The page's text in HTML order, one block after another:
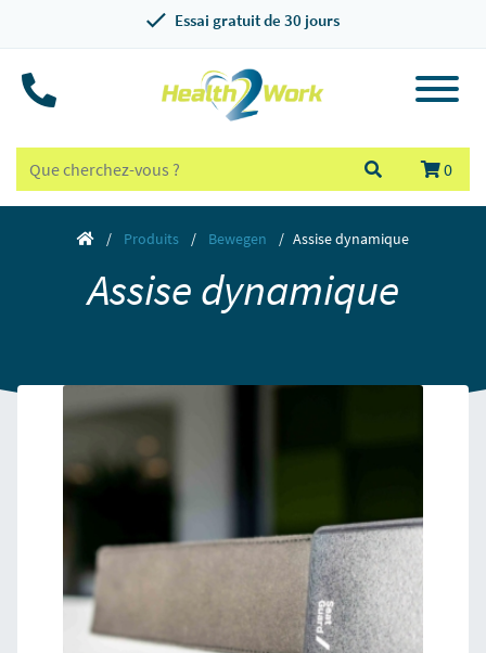
Essai gratuit de 30 jours
0
Produits Bewegen Assise dynamique
Assise dynamique